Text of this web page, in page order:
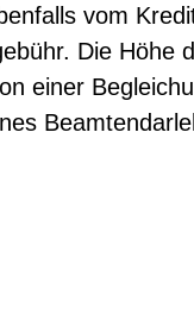
vom
Die Höhe
einer